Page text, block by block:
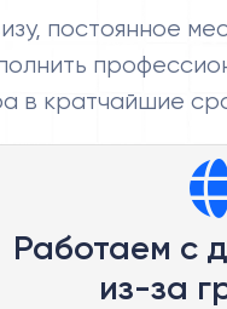
постоянное
в кратчайшие
Работаем с
из-за